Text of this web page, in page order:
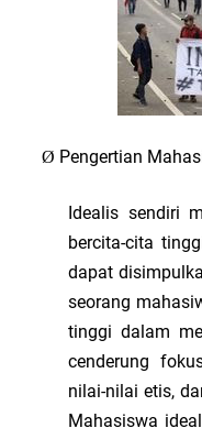
Ø Pengertian
Idealis sendiri
bercita-cita
dapat
seorang
tinggi dalam
cenderung
nilai-nilai etis,
Mahasiswa